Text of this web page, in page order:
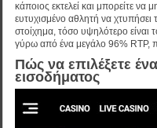
κάποιος εκτελεί και μπορείτε να
ευτυχισμένο αθλητή να χτυπήσει
στοίχημα, τόσο υψηλότερο είναι
γύρω από ένα μεγάλο 96% RTP,
Πώς να επιλέξετε
εισοδήματος